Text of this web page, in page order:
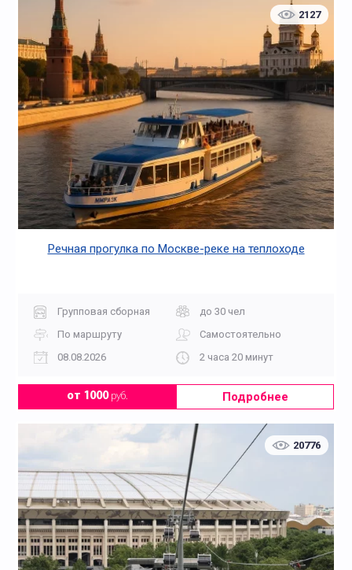
2127
Речная прогулка по Москве-реке на теплоходе
Групповая сборная
до 30 чел
По маршруту
Самостоятельно
08.08.2026
2 часа 20 минут
от 1000руб. Подробнее
20776